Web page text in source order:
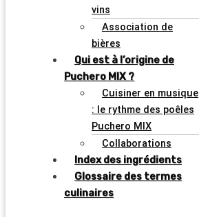
vins
Association de
bières
Qui est à l’origine de
Puchero MIX ?
Cuisiner en musique
: le rythme des poêles
Puchero MIX
Collaborations
Index des ingrédients
Glossaire des termes
culinaires